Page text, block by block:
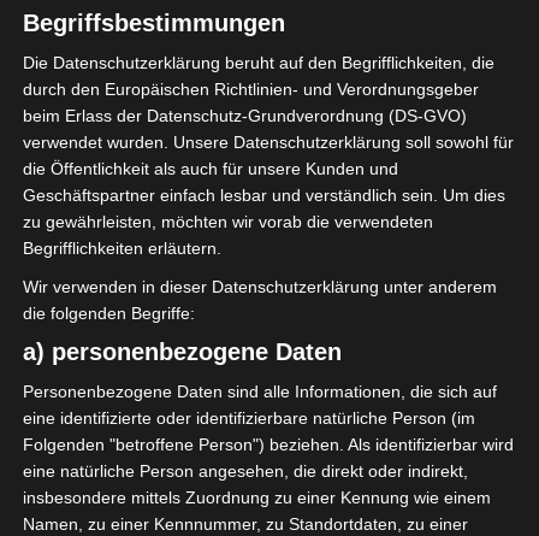
Étoile Olympique
Sidi Bouzid (EOSB) 0
ENDERGEBNIS
Tor
4'
Tor
L. Hamdi
36'
Tor
Z. Aloui
45'
AUFSTELLUNGEN
Begriffsbestimmungen
Die Datenschutzerklärung beruht auf den Begrifflichkeiten, die
durch den Europäischen Richtlinien- und Verordnungsgeber
beim Erlass der Datenschutz-Grundverordnung (DS-GVO)
verwendet wurden. Unsere Datenschutzerklärung soll sowohl für
die Öffentlichkeit als auch für unsere Kunden und
Geschäftspartner einfach lesbar und verständlich sein. Um dies
zu gewährleisten, möchten wir vorab die verwendeten
Begrifflichkeiten erläutern.
Wir verwenden in dieser Datenschutzerklärung unter anderem
die folgenden Begriffe:
a) personenbezogene Daten
Personenbezogene Daten sind alle Informationen, die sich auf
eine identifizierte oder identifizierbare natürliche Person (im
Folgenden "betroffene Person") beziehen. Als identifizierbar wird
eine natürliche Person angesehen, die direkt oder indirekt,
insbesondere mittels Zuordnung zu einer Kennung wie einem
Namen, zu einer Kennnummer, zu Standortdaten, zu einer